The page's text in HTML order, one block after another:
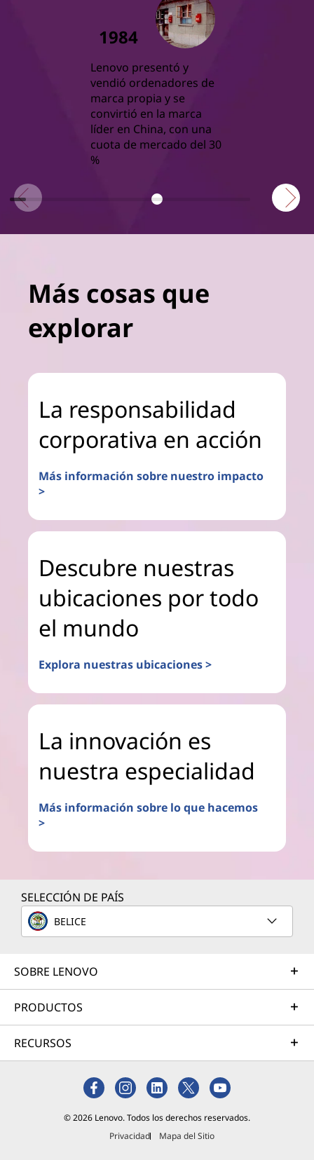
1984
Lenovo presentó y
vendió ordenadores de
marca propia y se
convirtió en la marca
líder en China, con una
cuota de mercado del 30
%
Más cosas que
explorar
La responsabilidad
corporativa en acción
Más información sobre nuestro impacto
>
Descubre nuestras
ubicaciones por todo
el mundo
Explora nuestras ubicaciones >
La innovación es
nuestra especialidad
Más información sobre lo que hacemos
>
SELECCIÓN DE PAÍS
BELICE
SOBRE LENOVO
PRODUCTOS
RECURSOS
© 2026 Lenovo. Todos los derechos reservados.
Privacidad
Mapa del Sitio